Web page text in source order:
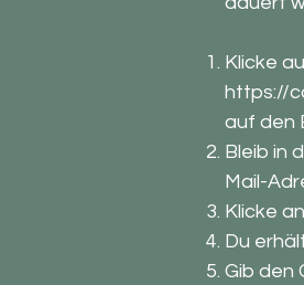
Klicke
https://
auf den
Bleib in
Mail-
Klicke
Du
Gib den